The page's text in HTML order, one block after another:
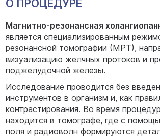
О ПРОЦЕДУРЕ
Магнитно-резонансная
является специализированным
резонансной томографии (МРТ),
визуализацию желчных протоков и
поджелудочной железы.
Исследование проводится без
инструментов в организм и, как
контрастирования. Во время
находится в томографе, где с
поля и радиоволн формируются